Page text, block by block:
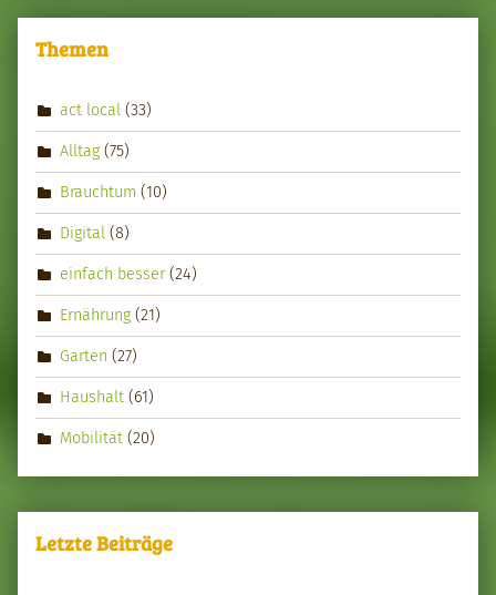
Themen
act local (33)
Alltag (75)
Brauchtum (10)
Digital (8)
einfach besser(24)
Ernährung (21)
Garten (27)
Haushalt (61)
Mobilität (20)
Letzte Beiträge